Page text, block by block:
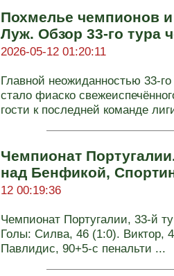
Похмелье чемпионов
Луж. Обзор 33-го тура
2026-05-12 01:20:11
Главной неожиданностью 33-
стало фиаско
гости к последней команде
Чемпионат
над Бенфикой,
12 00:19:36
Чемпионат Португалии, 33-й
Голы: Силва, 46 (1:0). Виктор,
Павлидис, 90+5-с пенальти ...